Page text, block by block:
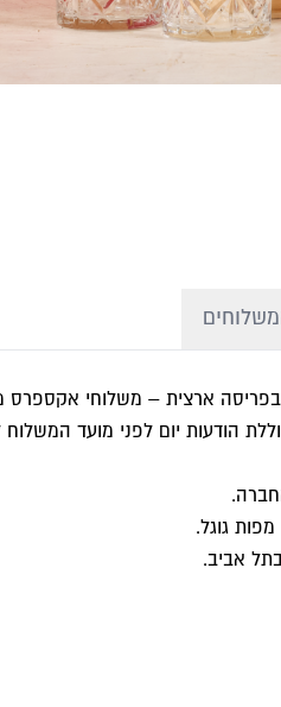
ארצית – משלוחי אקספרס
הודעות יום לפני מועד המשלוח
גוגל.
אביב.